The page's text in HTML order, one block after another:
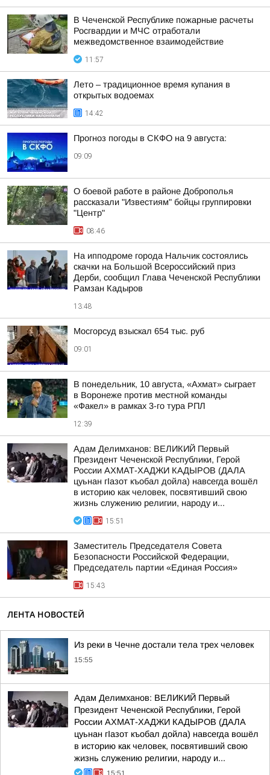
В Чеченской Республике пожарные расчеты
Росгвардии и МЧС отработали
межведомственное взаимодействие
11:57
Лето – традиционное время купания в
открытых водоемах
14:42
Прогноз погоды в СКФО на 9 августа:
09:09
О боевой работе в районе Доброполья
рассказали "Известиям" бойцы группировки
"Центр"
08:46
На ипподроме города Нальчик состоялись
скачки на Большой Всероссийский приз
Дерби, сообщил Глава Чеченской Республики
Рамзан Кадыров
13:48
Мосгорсуд взыскал 654 тыс. руб
09:01
В понедельник, 10 августа, «Ахмат» сыграет
в Воронеже против местной команды
«Факел» в рамках 3-го тура РПЛ
12:39
Адам Делимханов: ВЕЛИКИЙ Первый
Президент Чеченской Республики, Герой
России АХМАТ-ХАДЖИ КАДЫРОВ (ДАЛА
цуьнан гIазот къобал дойла) навсегда вошёл
в историю как человек, посвятивший свою
жизнь служению религии, народу и...
15:51
Заместитель Председателя Совета
Безопасности Российской Федерации,
Председатель партии «Единая Россия»
15:43
ЛЕНТА НОВОСТЕЙ
Из реки в Чечне достали тела трех человек
15:55
Адам Делимханов: ВЕЛИКИЙ Первый
Президент Чеченской Республики, Герой
России АХМАТ-ХАДЖИ КАДЫРОВ (ДАЛА
цуьнан гIазот къобал дойла) навсегда вошёл
в историю как человек, посвятивший свою
жизнь служению религии, народу и...
15:51